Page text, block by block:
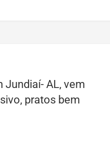
Jundiaí- AL, vem
pratos bem